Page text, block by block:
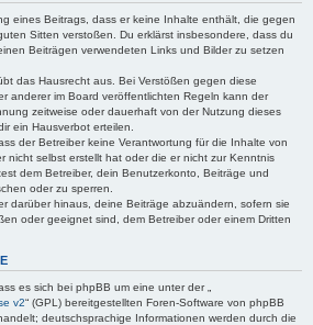
eines Beitrags, dass er keine Inhalte enthält, die gegen
Sitten verstoßen. Du erklärst insbesondere, dass du
Beiträgen verwendeten Links und Bilder zu setzen
das Hausrecht aus. Bei Verstößen gegen diese
anderer im Board veröffentlichten Regeln kann der
zeitweise oder dauerhaft von der Nutzung dieses
ein Hausverbot erteilen.
der Betreiber keine Verantwortung für die Inhalte von
nicht selbst erstellt hat oder die er nicht zur Kenntnis
dem Betreiber, dein Benutzerkonto, Beiträge und
oder zu sperren.
darüber hinaus, deine Beiträge abzuändern, sofern sie
oder geeignet sind, dem Betreiber oder einem Dritten
es sich bei phpBB um eine unter der „
v2“ (GPL) bereitgestellten Foren-Software von phpBB
deutschsprachige Informationen werden durch die